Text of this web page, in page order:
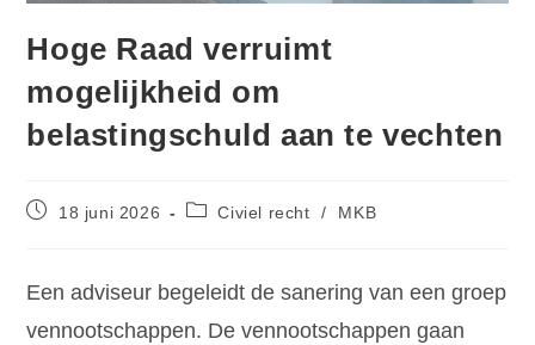
Hoge Raad verruimt
mogelijkheid om
belastingschuld aan te vechten
18 juni 2026 Civiel recht / MKB
Een adviseur begeleidt de sanering van een groep
vennootschappen. De vennootschappen gaan